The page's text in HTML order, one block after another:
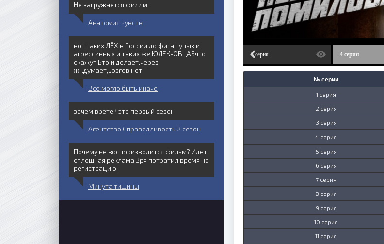
1 серия 2 серия 3 серия 4 серия
№ серии
1 серия
2 серия
3 серия
4 серия
5 серия
6 серия
7 серия
8 серия
9 серия
10 серия
11 серия
Не загружается филлм.
Анатомия чувств
вот таких ЛЁХ в России до фига,тупых и
агрессивных и таких же ЮЛЕК-ОВЦАБчто
скажут Бто и делает,через
ж...думает,ьозгов нет!
Всё могло быть иначе
зачем врёте? это первый сезон
Агентство Справедливость 2 сезон
Почему не воспроизводится фильм? Идет
сплошная реклама Зря потратил время на
регистрацию!
Минута тишины